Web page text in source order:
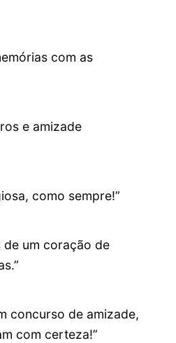
com as
e amizade
como sempre!”
de um coração de
concurso de amizade,
com certeza!”